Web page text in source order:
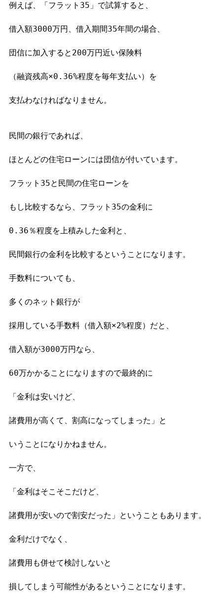
例えば、「フラット35」で試算すると、
借入額3000万円、借入期間35年間の場合、
団信に加入すると200万円近い保険料
（融資残高×0.36%程度を毎年支払い）を
支払わなければなりません。
民間の銀行であれば、
ほとんどの住宅ローンには団信が付いています。
フラット35と民間の住宅ローンを
もし比較するなら、フラット35の金利に
0.36％程度を上積みした金利と、
民間銀行の金利を比較するということになります。
手数料についても、
多くのネット銀行が
採用している手数料（借入額×2%程度）だと、
借入額が3000万円なら、
60万かかることになりますので最終的に
「金利は安いけど、
諸費用が高くて、割高になってしまった」と
いうことになりかねません。
一方で、
「金利はそこそこだけど、
諸費用が安いので割安だった」ということもあります。
金利だけでなく、
諸費用も併せて検討しないと
損してしまう可能性があるということになります。